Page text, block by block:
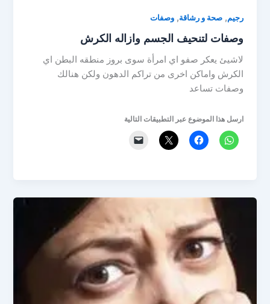
رجيم,صحة و رشاقة,وصفات
وصفات لتنحيف الجسم وازاله الكرش
لاشيئ يعكر صفو اي امرأة سوى بروز منطقه البطن اي
الكرش واماكن اخرى من تراكم الدهون ولكن هنالك
وصفات تساعد
ارسل هذا الموضوع عبر التطبيقات التالية